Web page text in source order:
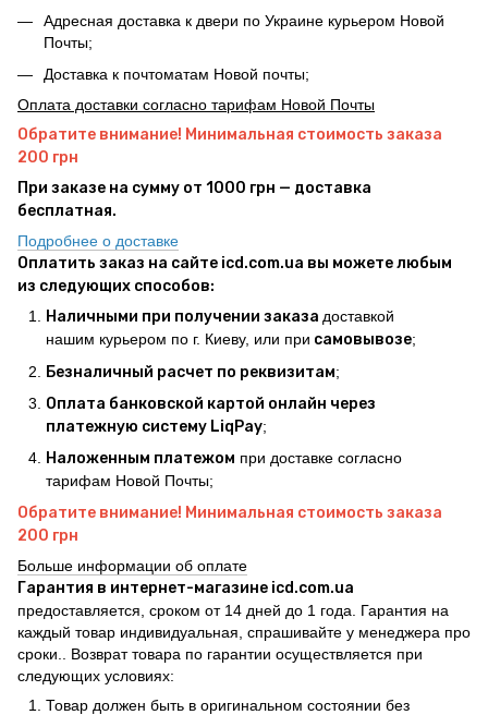
Адресная доставка к двери по Украине курьером Новой
Почты;
Доставка к почтоматам Новой почты;
Оплата доставки согласно тарифам Новой Почты
Обратите внимание! Минимальная стоимость заказа
200 грн
При заказе на сумму от 1000 грн — доставка
бесплатная.
Подробнее о доставке
Оплатить заказ на сайте icd.com.ua вы можете любым
из следующих способов:
Наличными при получении заказа доставкой
нашим курьером по г. Киеву, или при самовывозе;
Безналичный расчет по реквизитам;
Оплата банковской картой онлайн через
платежную систему LiqPay;
Наложенным платежом при доставке согласно
тарифам Новой Почты;
Обратите внимание! Минимальная стоимость заказа
200 грн
Больше информации об оплате
Гарантия в интернет-магазине icd.com.ua
предоставляется, сроком от 14 дней до 1 года. Гарантия на
каждый товар индивидуальная, спрашивайте у менеджера про
сроки.. Возврат товара по гарантии осуществляется при
следующих условиях:
Товар должен быть в оригинальном состоянии без